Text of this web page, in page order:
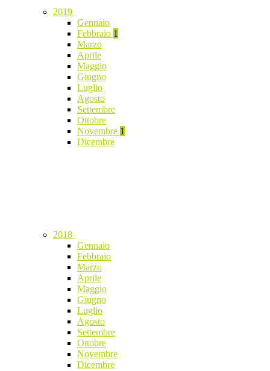
2019
Gennaio
Febbraio 1
Marzo
Aprile
Maggio
Giugno
Luglio
Agosto
Settembre
Ottobre
Novembre 1
Dicembre
2018
Gennaio
Febbraio
Marzo
Aprile
Maggio
Giugno
Luglio
Agosto
Settembre
Ottobre
Novembre
Dicembre